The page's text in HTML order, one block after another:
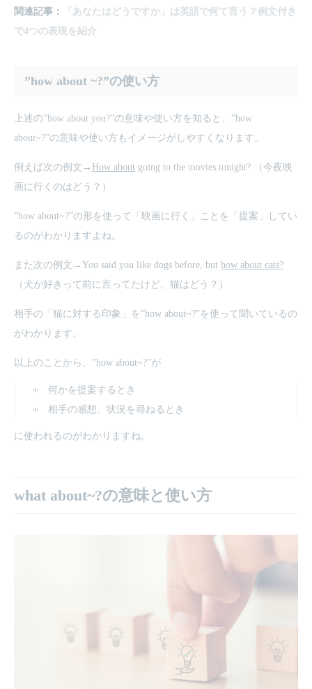
関連記事：
「あなたはどうですか」は英語で何て言う？例文付き
で4つの表現を紹介
”how about ~?”の使い方
上述の”how about you?”の意味や使い方を知ると、”how
about~?”の意味や使い方もイメージがしやすくなります。
例えば次の例文→ How about going to the movies tonight? （今夜映
画に行くのはどう？）
”how about~?”の形を使って「映画に行く」ことを「提案」してい
るのがわかりますよね。
また次の例文→You said you like dogs before, but how about cats?
（犬が好きって前に言ってたけど、猫はどう？）
相手の「猫に対する印象」を”how about~?”を使って聞いているの
がわかります。
以上のことから、”how about~?”が
何かを提案するとき
相手の感想、状況を尋ねるとき
に使われるのがわかりますね。
what about~?の意味と使い方